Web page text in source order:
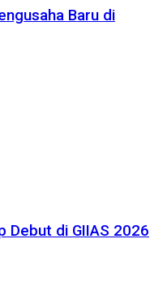
Baru di
Debut di GIIAS 2026